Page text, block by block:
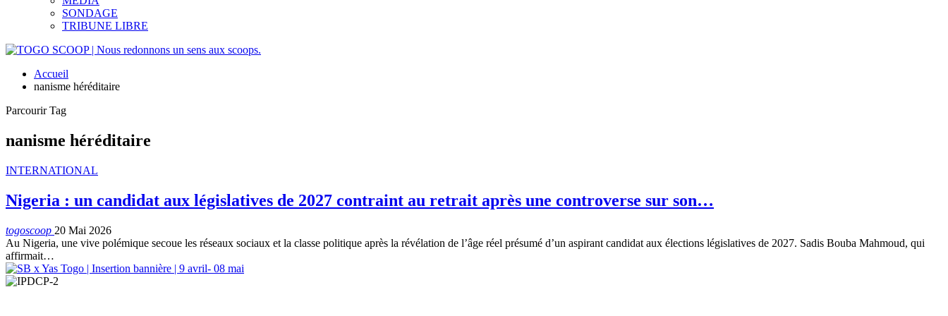
SONDAGE
TRIBUNE LIBRE
Accueil
nanisme héréditaire
Parcourir Tag
nanisme héréditaire
INTERNATIONAL
Nigeria : un candidat aux législatives de 2027 contraint au retrait après une controverse sur son…
togoscoop 20 Mai 2026
Au Nigeria, une vive polémique secoue les réseaux sociaux et la classe politique après la révélation de l’âge réel présumé d’un aspirant candidat aux élections législatives de 2027. Sadis Bouba Mahmoud, qui
affirmait…